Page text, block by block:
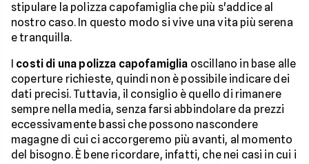
stipulare la polizza capofamiglia che più s'addice al
nostro caso. In questo modo si vive una vita più serena
e tranquilla.
costi di una polizza capofamiglia oscillano in base alle
coperture richieste, quindi non è possibile indicare dei
dati precisi. Tuttavia, il consiglio è quello di rimanere
sempre nella media, senza farsi abbindolare da prezzi
eccessivamente bassi che possono nascondere
magagne di cui ci accorgeremo più avanti, al momento
del bisogno. È bene ricordare, infatti, che nei casi in cui i